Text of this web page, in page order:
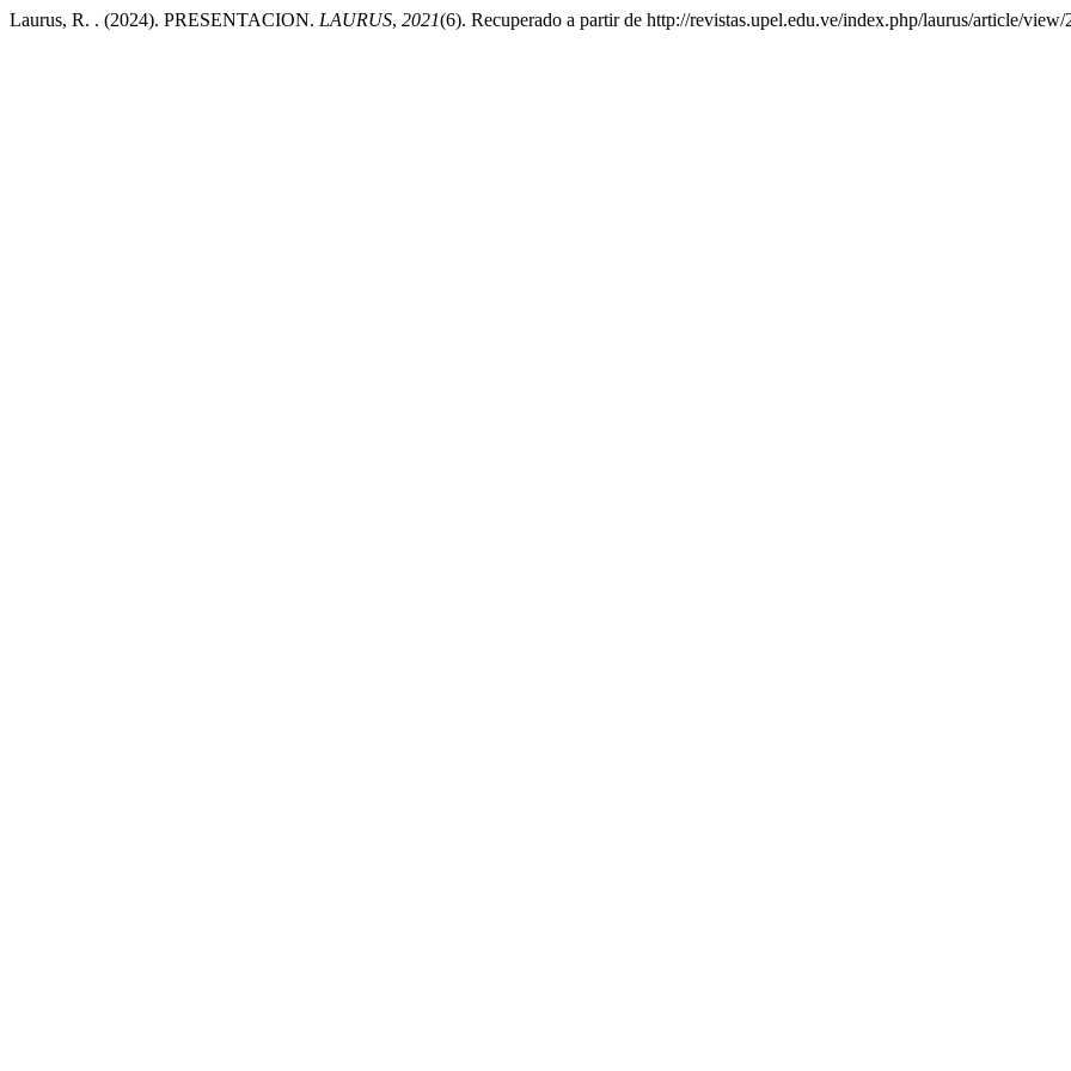
Laurus, R. . (2024). PRESENTACION. LAURUS, 2021(6). Recuperado a partir de http://revistas.upel.edu.ve/index.php/laurus/article/view/